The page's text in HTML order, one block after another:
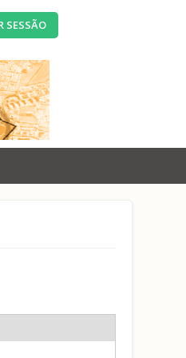
SESSÃO